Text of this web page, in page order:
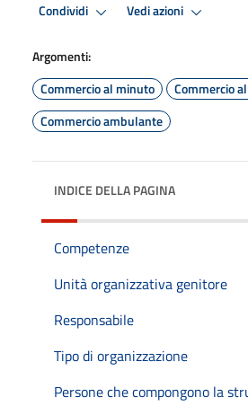
Condividi Vedi azioni
Argomenti:
Commercio al minuto
Commercio
Commercio ambulante
INDICE DELLA PAGINA
Competenze
Unità organizzativa genitore
Responsabile
Tipo di organizzazione
Persone che compongono la